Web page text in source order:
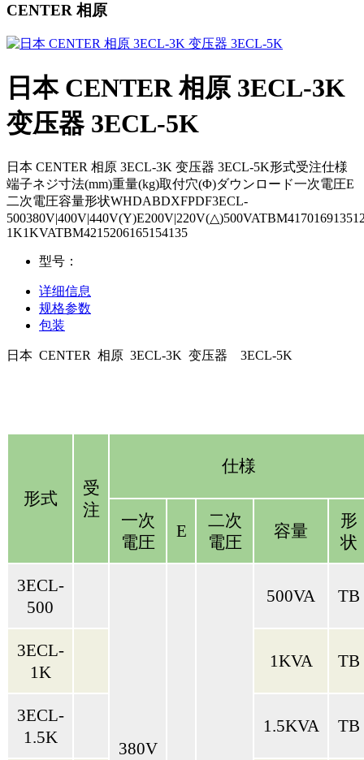
CENTER 相原
日本 CENTER 相原 3ECL-3K
变压器 3ECL-5K
日本 CENTER 相原 3ECL-3K 变压器 3ECL-5K形式受注仕様
端子ネジ寸法(mm)重量(kg)取付穴(Φ)ダウンロード一次電圧E
二次電圧容量形状WHDABDXFPDF3ECL-
1K1KVATBM4215206165154135
型号：
详细信息
规格参数
包装
日本 CENTER 相原 3ECL-3K 变压器 3ECL-5K
形式
受
注
仕様
一次
電圧
E
二次
電圧
容量
形
状
3ECL-
500
380V
500VA TB
3ECL-
1K
1KVA TB
3ECL-
1.5K
1.5KVA TB